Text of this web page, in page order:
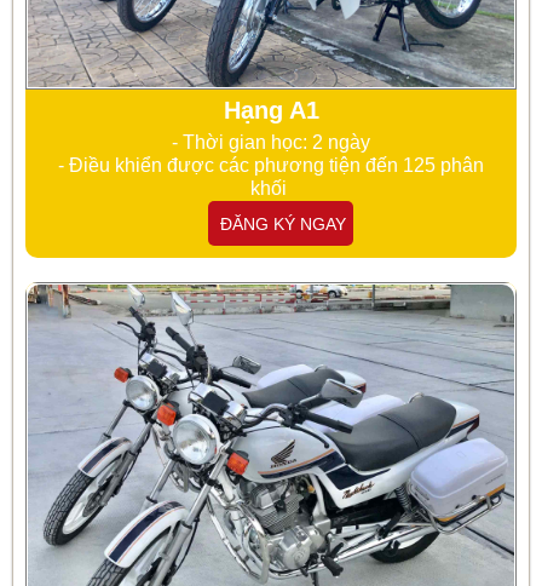
Hạng A1
- Thời gian học: 2 ngày
- Điều khiển được các phương tiện đến 125 phân
khối
ĐĂNG KÝ NGAY